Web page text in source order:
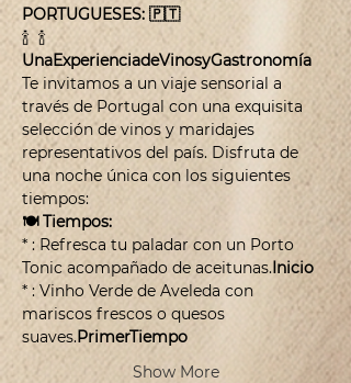
PORTUGUESES: 🇵🇹
🍾 🍾
UnaExperienciadeVinosyGastronomía
Te invitamos a un viaje sensorial a
través de Portugal con una exquisita
selección de vinos y maridajes
representativos del país. Disfruta de
una noche única con los siguientes
tiempos:
🍽️ Tiempos:
* : Refresca tu paladar con un Porto
Tonic acompañado de aceitunas.Inicio
* ﻿﻿ : Vinho Verde de Aveleda con
mariscos frescos o quesos
suaves.PrimerTiempo
Show More